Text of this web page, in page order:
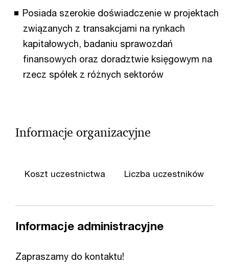
Posiada szerokie doświadczenie w projektach
związanych z transakcjami na rynkach
kapitałowych, badaniu sprawozdań
finansowych oraz doradztwie księgowym na
rzecz spółek z różnych sektorów
Informacje organizacyjne
Koszt uczestnictwa Liczba uczestników
Informacje administracyjne
Zapraszamy do kontaktu!